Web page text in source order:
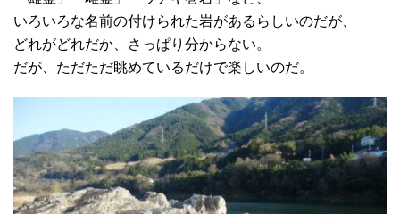
いろいろな名前の付けられた岩があるらしいのだが、
どれがどれだか、さっぱり分からない。
だが、ただただ眺めているだけで楽しいのだ。